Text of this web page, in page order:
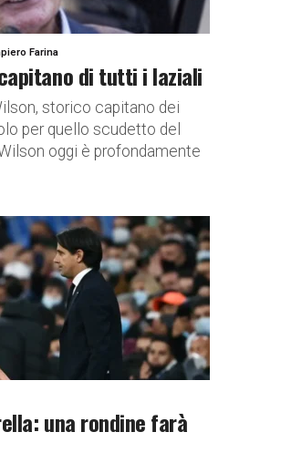
Farina
di tutti i laziali
storico capitano dei
per quello scudetto del
oggi è profondamente
una rondine farà